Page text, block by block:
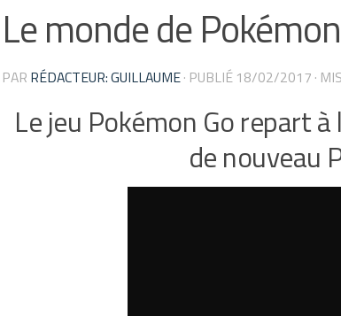
Le monde de
PAR RÉDACTEUR: GUILLAUME· PUBLIÉ 18/02/2017 ·
Le jeu Pokémon Go repart
de nouveau